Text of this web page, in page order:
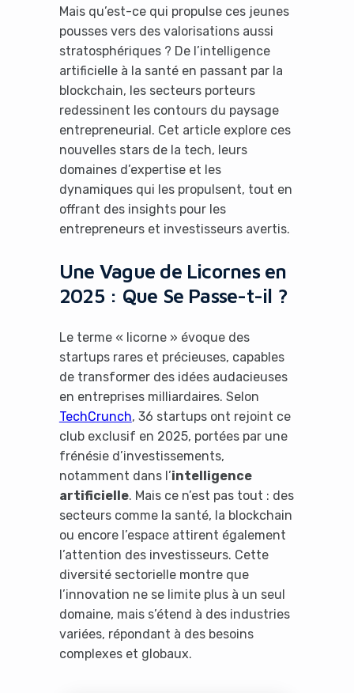
Mais qu’est-ce qui propulse ces jeunes
pousses vers des valorisations aussi
stratosphériques ? De l’intelligence
artificielle à la santé en passant par la
blockchain, les secteurs porteurs
redessinent les contours du paysage
entrepreneurial. Cet article explore ces
nouvelles stars de la tech, leurs
domaines d’expertise et les
dynamiques qui les propulsent, tout en
offrant des insights pour les
entrepreneurs et investisseurs avertis.
Une Vague de Licornes en
2025 : Que Se Passe-t-il ?
Le terme « licorne » évoque des
startups rares et précieuses, capables
de transformer des idées audacieuses
en entreprises milliardaires. Selon
TechCrunch, 36 startups ont rejoint ce
club exclusif en 2025, portées par une
frénésie d’investissements,
notamment dans l’intelligence
artificielle. Mais ce n’est pas tout : des
secteurs comme la santé, la blockchain
ou encore l’espace attirent également
l’attention des investisseurs. Cette
diversité sectorielle montre que
l’innovation ne se limite plus à un seul
domaine, mais s’étend à des industries
variées, répondant à des besoins
complexes et globaux.